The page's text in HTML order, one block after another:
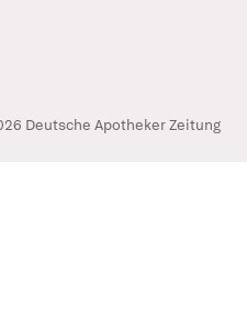
Deutsche Apotheker Zeitung